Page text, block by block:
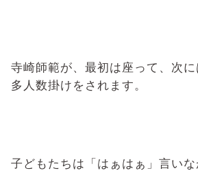
寺崎師範が、最初は座って、次
多人数掛けをされます。
子どもたちは「はぁはぁ」言い